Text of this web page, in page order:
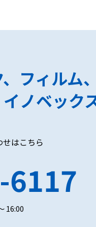
フィルム
イノベック
はこちら
6117
16:00